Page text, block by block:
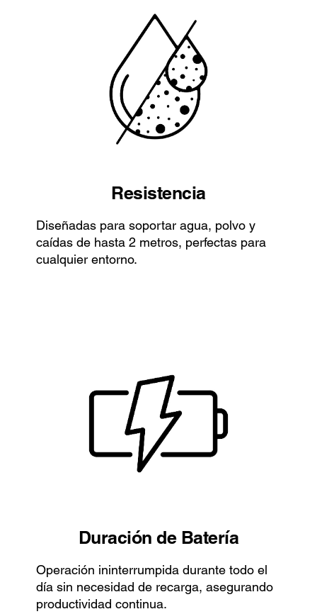
Resistencia
Diseñadas para soportar agua, polvo y
caídas de hasta 2 metros, perfectas para
cualquier entorno.
Duración de Batería
Operación ininterrumpida durante todo el
día sin necesidad de recarga, asegurando
productividad continua.